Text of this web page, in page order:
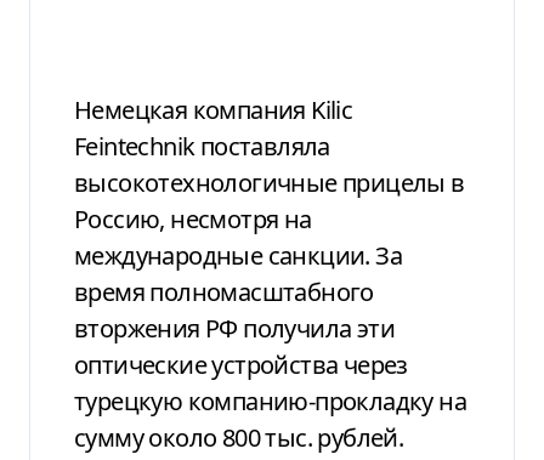
Немецкая компания Kilic
Feintechnik поставляла
высокотехнологичные прицелы в
Россию, несмотря на
международные санкции. За
время полномасштабного
вторжения РФ получила эти
оптические устройства через
турецкую компанию-прокладку на
сумму около 800 тыс. рублей.